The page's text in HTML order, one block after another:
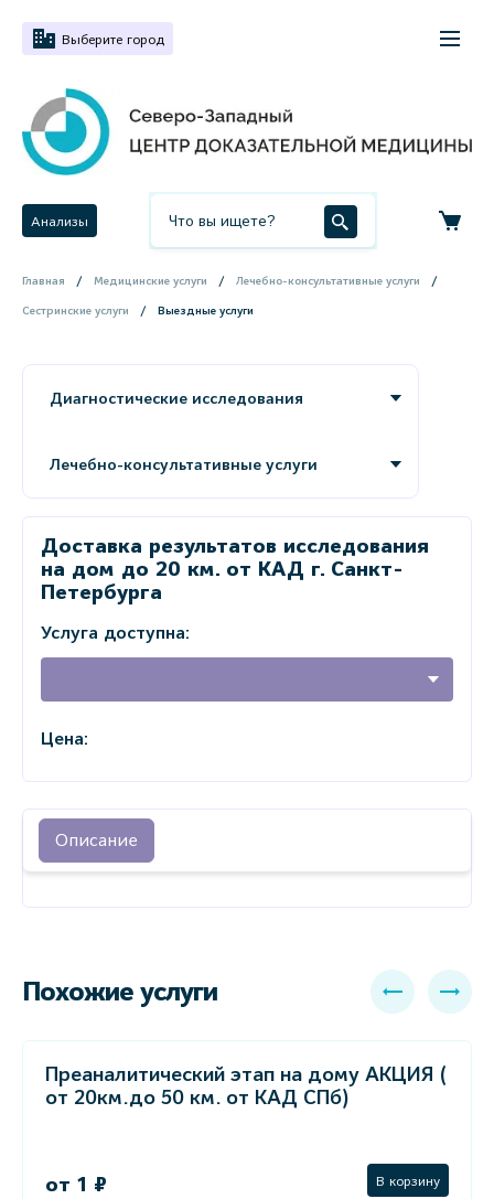
Выберите город
Анализы
Главная Медицинские услуги Лечебно-консультативные услуги
Сестринские услуги Выездные услуги
Диагностические исследования
Лечебно-консультативные услуги
Доставка результатов исследования
на дом до 20 км. от КАД г. Санкт-
Петербурга
Услуга доступна:
Цена:
Описание
Похожие услуги
Преаналитический этап на дому АКЦИЯ (
от 20км.до 50 км. от КАД СПб)
от 1 ₽ В корзину